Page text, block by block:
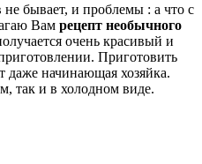
не бывает, и проблемы : а что с
Вам рецепт необычного
очень красивый и
Приготовить
даже начинающая хозяйка.
так и в холодном виде.